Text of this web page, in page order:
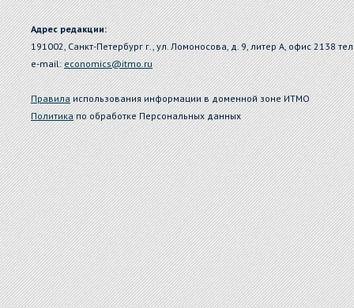
Адрес редакции:
191002, Санкт-Петербург г., ул. Ломоносова, д. 9, литер А, офис 2138
e-mail:economics@itmo.ru
Правилаиспользования информации в доменной зоне ИТМО
Политикапо обработке Персональных данных